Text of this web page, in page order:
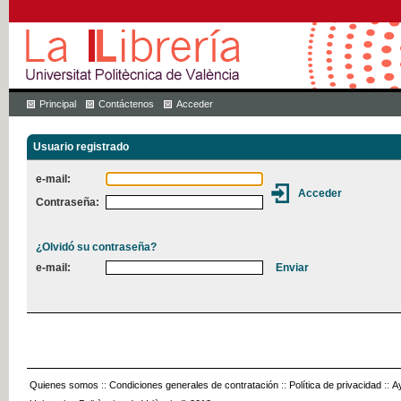
Principal Contáctenos Acceder
Usuario registrado
e-mail:
Contraseña:
¿Olvidó su contraseña?
e-mail:
Quienes somos :: Condiciones generales de contratación :: Política de privacidad ::